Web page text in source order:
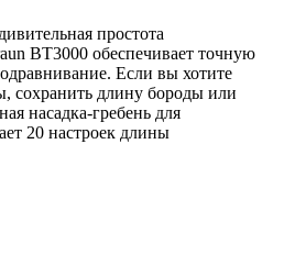
простота
BT3000 обеспечивает точную
Если вы хотите
сохранить длину бороды или
насадка-гребень для
20 настроек длины